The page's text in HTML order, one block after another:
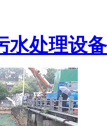
水处理设备